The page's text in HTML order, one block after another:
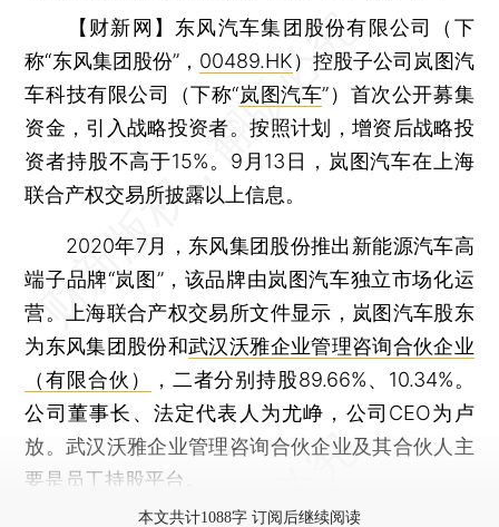
【财新网】 东风汽车集团股份有限公司（下
称“东风集团股份”， 00489.HK）控股子公司岚图汽
车科技有限公司（下称“岚图汽车”）首次公开募集
资金，引入战略投资者。按照计划，增资后战略投
资者持股不高于15%。9月13日，岚图汽车在上海
联合产权交易所披露以上信息。
2020年7月，东风集团股份推出新能源汽车高
端子品牌“岚图”，该品牌由岚图汽车独立市场化运
营。上海联合产权交易所文件显示，岚图汽车股东
为东风集团股份和武汉沃雅企业管理咨询合伙企业
（有限合伙）
，二者分别持股89.66%、10.34%。
公司董事长、法定代表人为尤峥，公司CEO为卢
放。武汉沃雅企业管理咨询合伙企业及其合伙人主
要是员工持股平台。
本文共计1088字 订阅后继续阅读